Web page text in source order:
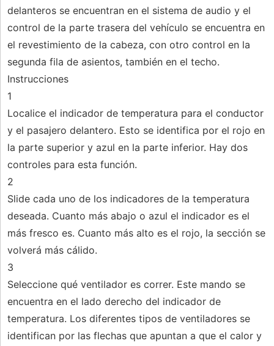
delanteros se encuentran en el sistema de audio y el
control de la parte trasera del vehículo se encuentra en
el revestimiento de la cabeza, con otro control en la
segunda fila de asientos, también en el techo.
Instrucciones
1
Localice el indicador de temperatura para el conductor
y el pasajero delantero. Esto se identifica por el rojo en
la parte superior y azul en la parte inferior. Hay dos
controles para esta función.
2
Slide cada uno de los indicadores de la temperatura
deseada. Cuanto más abajo o azul el indicador es el
más fresco es. Cuanto más alto es el rojo, la sección se
volverá más cálido.
3
Seleccione qué ventilador es correr. Este mando se
encuentra en el lado derecho del indicador de
temperatura. Los diferentes tipos de ventiladores se
identifican por las flechas que apuntan a que el calor y